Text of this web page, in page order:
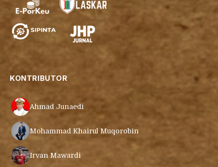
KONTRIBUTOR
Ahmad Junaedi
Mohammad Khairul Muqorobin
Irvan Mawardi